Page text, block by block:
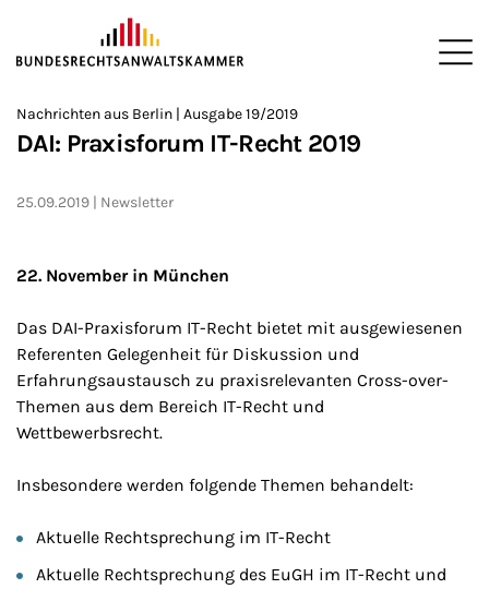
ZUM HAUPTINHALT SPRINGEN
Sie befinden sich hier:
>
Startseite
>
Newsroom
>
Newsletter
>
Nachrichten aus Berlin
Nachrichten aus Berlin | Ausgabe 19/2019
DAI: Praxisforum IT-Recht 2019
25.09.2019 Newsletter
22. November in München
Das DAI-Praxisforum IT-Recht bietet mit ausgewiesenen
Referenten Gelegenheit für Diskussion und
Erfahrungsaustausch zu praxisrelevanten Cross-over-
Themen aus dem Bereich IT-Recht und
Wettbewerbsrecht.
Insbesondere werden folgende Themen behandelt:
Aktuelle Rechtsprechung im IT-Recht
Aktuelle Rechtsprechung des EuGH im IT-Recht und